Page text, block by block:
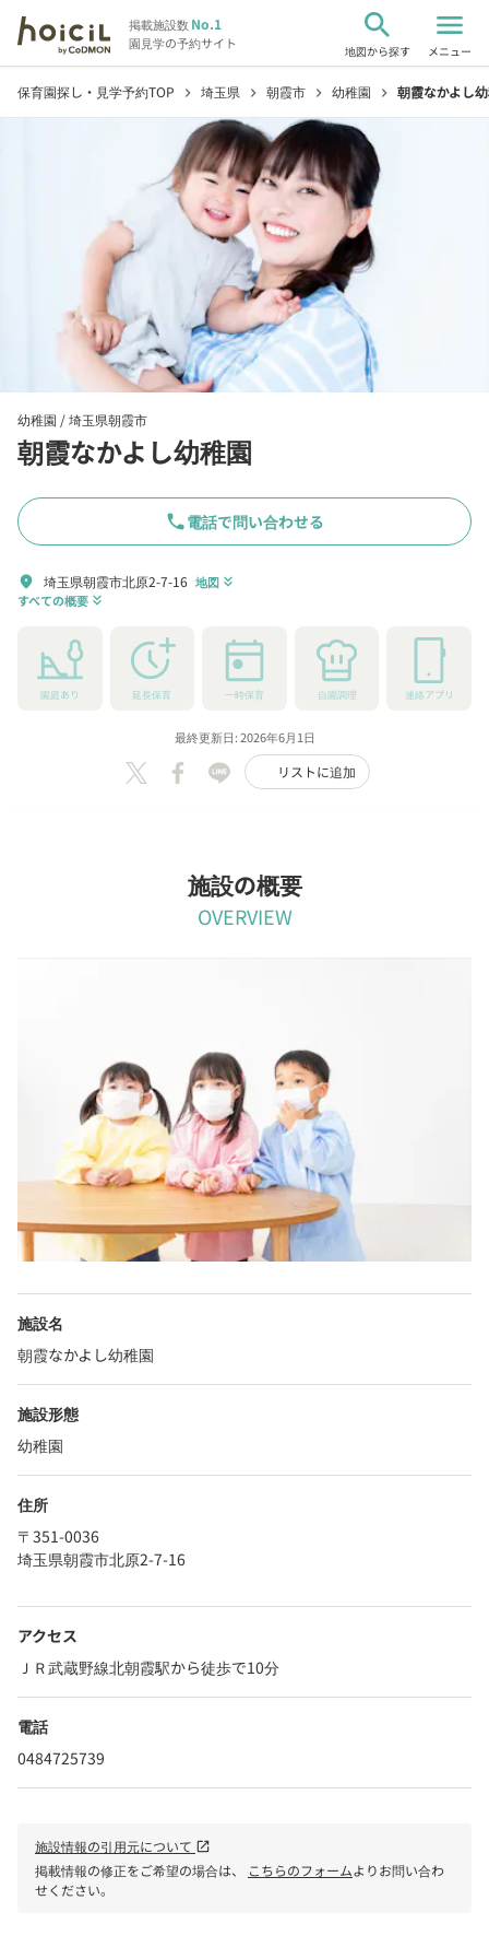
掲載施設数No.1
園見学の予約サイト
search
地図から探す
menu
メニュー
保育園探し・見学予約TOP chevron_right 埼玉県 chevron_right 朝霞市 chevron_right 幼稚園 chevron_right 朝霞なかよし
幼稚園 /埼玉県朝霞市
朝霞なかよし幼稚園
phone電話で問い合わせる
location_on 埼玉県朝霞市北原2-7-16 地図 keyboard_double_arrow_down
すべての概要 keyboard_double_arrow_down
園庭あり 延長保育 一時保育 自園調理 連絡アプリ
最終更新日: 2026年6月1日
リストに追加
施設の概要
OVERVIEW
施設名
朝霞なかよし幼稚園
施設形態
幼稚園
住所
〒351-0036
埼玉県朝霞市北原2-7-16
アクセス
ＪＲ武蔵野線北朝霞駅から徒歩で10分
電話
0484725739
施設情報の引用元について open_in_new
掲載情報の修正をご希望の場合は、 こちらのフォームよりお問い合わ
せください。